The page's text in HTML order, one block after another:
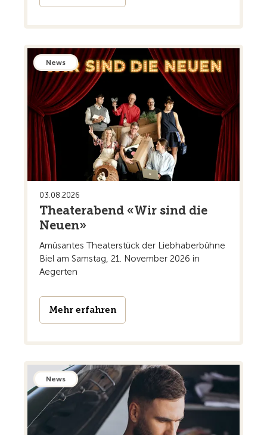
News
03.08.2026
Theaterabend «Wir sind die
Neuen»
Amüsantes Theaterstück der Liebhaberbühne
Biel am Samstag, 21. November 2026 in
Aegerten
Mehr erfahren
News